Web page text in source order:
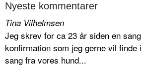
Nyeste kommentarer
Tina Vilhelmsen
Jeg skrev for ca 23 år siden en
konfirmation som jeg gerne vil finde
sang fra vores hund...